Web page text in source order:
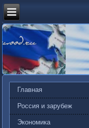
Главная
Россия и зарубеж
Экономика